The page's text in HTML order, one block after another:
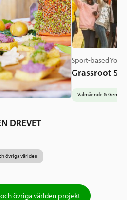
DREVET
övriga världen
Sport-based
Grassroot
Välmående &
övriga världen projekt